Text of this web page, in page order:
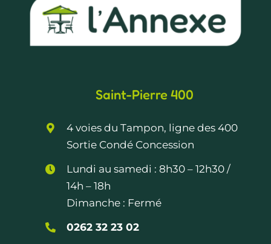
Saint-Pierre 400
4 voies du Tampon, ligne des 400
Sortie Condé Concession
Lundi au samedi :8h30 – 12h30 /
14h – 18h
Dimanche : Fermé
0262 32 23 02